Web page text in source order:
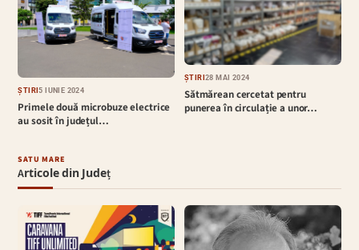
ȘTIRI5 IUNIE 2024
Primele două microbuze electrice
au sosit în județul…
ȘTIRI28 MAI 2024
Sătmărean cercetat pentru
punerea în circulație a unor…
SATU MARE
Articole din Județ